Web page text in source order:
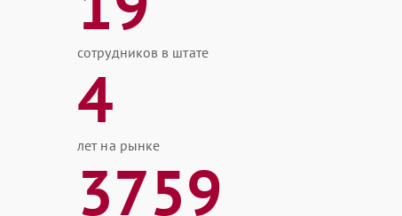
сотрудников в штате
4
лет на рынке
3759